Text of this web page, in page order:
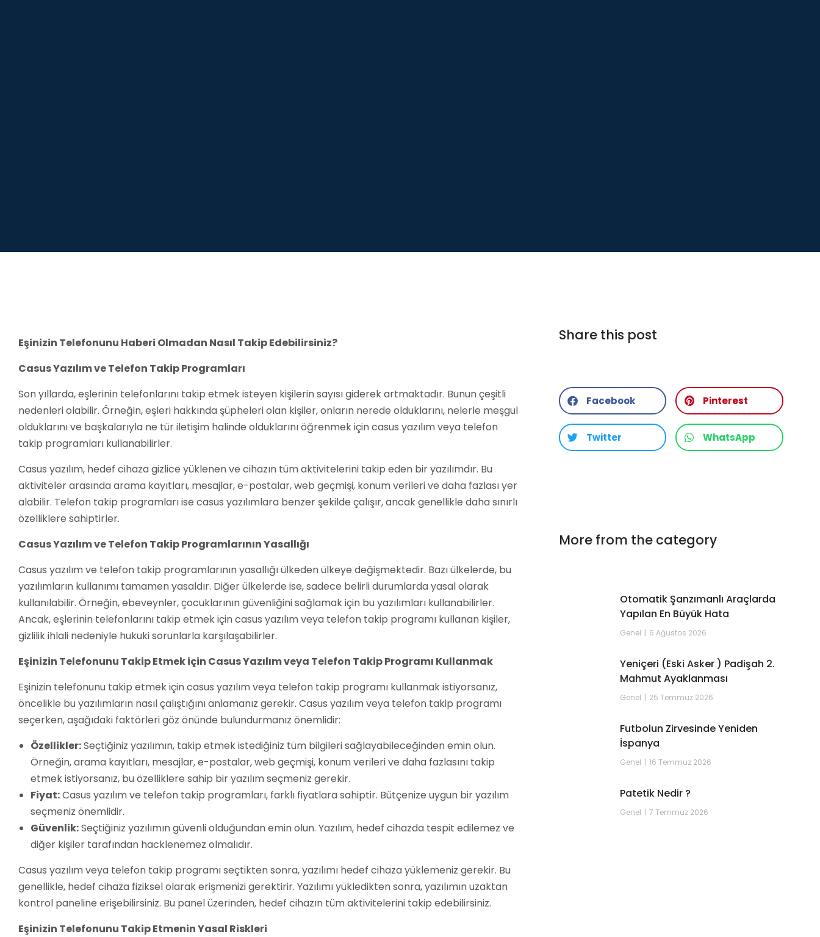
Eşinizin Telefonunu Haberi Olmadan Nasıl Takip Edebilirsiniz?
Casus Yazılım ve Telefon Takip Programları
Son yıllarda, eşlerinin telefonlarını takip etmek isteyen kişilerin sayısı giderek artmaktadır. Bunun çeşitli
nedenleri olabilir. Örneğin, eşleri hakkında şüpheleri olan kişiler, onların nerede olduklarını, nelerle meşgul
olduklarını ve başkalarıyla ne tür iletişim halinde olduklarını öğrenmek için casus yazılım veya telefon
takip programları kullanabilirler.
Casus yazılım, hedef cihaza gizlice yüklenen ve cihazın tüm aktivitelerini takip eden bir yazılımdır. Bu
aktiviteler arasında arama kayıtları, mesajlar, e-postalar, web geçmişi, konum verileri ve daha fazlası yer
alabilir. Telefon takip programları ise casus yazılımlara benzer şekilde çalışır, ancak genellikle daha sınırlı
özelliklere sahiptirler.
Casus Yazılım ve Telefon Takip Programlarının Yasallığı
Casus yazılım ve telefon takip programlarının yasallığı ülkeden ülkeye değişmektedir. Bazı ülkelerde, bu
yazılımların kullanımı tamamen yasaldır. Diğer ülkelerde ise, sadece belirli durumlarda yasal olarak
kullanılabilir. Örneğin, ebeveynler, çocuklarının güvenliğini sağlamak için bu yazılımları kullanabilirler.
Ancak, eşlerinin telefonlarını takip etmek için casus yazılım veya telefon takip programı kullanan kişiler,
gizlilik ihlali nedeniyle hukuki sorunlarla karşılaşabilirler.
Eşinizin Telefonunu Takip Etmek için Casus Yazılım veya Telefon Takip Programı Kullanmak
Eşinizin telefonunu takip etmek için casus yazılım veya telefon takip programı kullanmak istiyorsanız,
öncelikle bu yazılımların nasıl çalıştığını anlamanız gerekir. Casus yazılım veya telefon takip programı
seçerken, aşağıdaki faktörleri göz önünde bulundurmanız önemlidir:
Özellikler:Seçtiğiniz yazılımın, takip etmek istediğiniz tüm bilgileri sağlayabileceğinden emin olun.
Örneğin, arama kayıtları, mesajlar, e-postalar, web geçmişi, konum verileri ve daha fazlasını takip
etmek istiyorsanız, bu özelliklere sahip bir yazılım seçmeniz gerekir.
Fiyat:Casus yazılım ve telefon takip programları, farklı fiyatlara sahiptir. Bütçenize uygun bir yazılım
seçmeniz önemlidir.
Güvenlik:Seçtiğiniz yazılımın güvenli olduğundan emin olun. Yazılım, hedef cihazda tespit edilemez ve
diğer kişiler tarafından hacklenemez olmalıdır.
Casus yazılım veya telefon takip programı seçtikten sonra, yazılımı hedef cihaza yüklemeniz gerekir. Bu
genellikle, hedef cihaza fiziksel olarak erişmenizi gerektirir. Yazılımı yükledikten sonra, yazılımın uzaktan
kontrol paneline erişebilirsiniz. Bu panel üzerinden, hedef cihazın tüm aktivitelerini takip edebilirsiniz.
Eşinizin Telefonunu Takip Etmenin Yasal Riskleri
Share this post
Facebook Pinterest
Twitter WhatsApp
More from the category
Otomatik Şanzımanlı Araçlarda
Yapılan En Büyük Hata
Genel 6 Ağustos 2026
Yeniçeri (Eski Asker ) Padişah 2.
Mahmut Ayaklanması
Genel 25 Temmuz 2026
Futbolun Zirvesinde Yeniden
İspanya
Genel 16 Temmuz 2026
Patetik Nedir ?
Genel 7 Temmuz 2026